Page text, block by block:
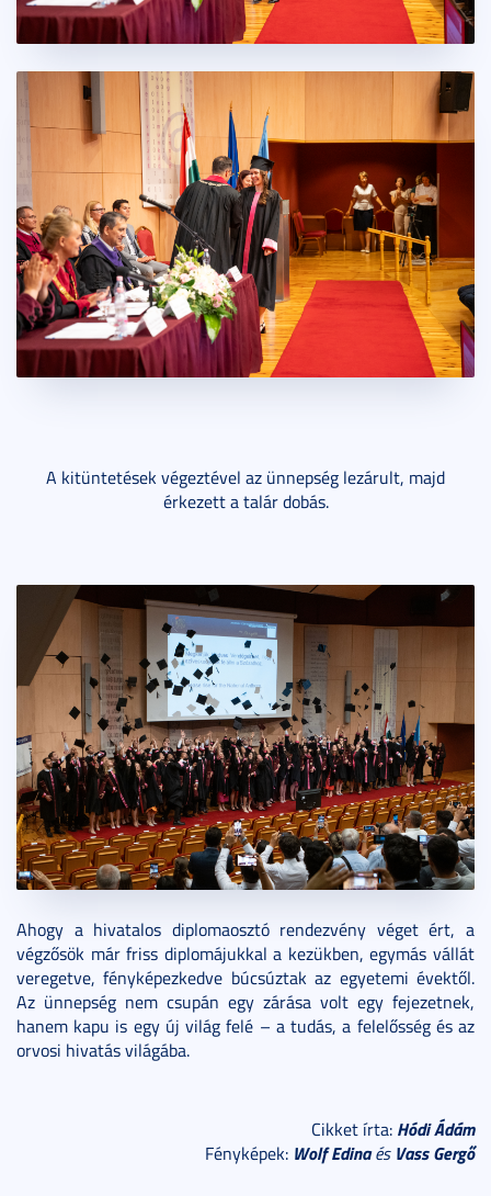
A kitüntetések végeztével az ünnepség lezárult, majd
érkezett a talár dobás.
Ahogy a hivatalos diplomaosztó rendezvény véget ért, a
végzősök már friss diplomájukkal a kezükben, egymás vállát
veregetve, fényképezkedve búcsúztak az egyetemi évektől.
Az ünnepség nem csupán egy zárása volt egy fejezetnek,
hanem kapu is egy új világ felé – a tudás, a felelősség és az
orvosi hivatás világába.
Cikket írta: Hódi Ádám
Fényképek: Wolf Edinaés Vass Gergő